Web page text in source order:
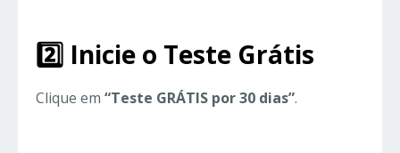
2️⃣ Inicie o Teste Grátis
Clique em “Teste GRÁTIS por 30 dias”.